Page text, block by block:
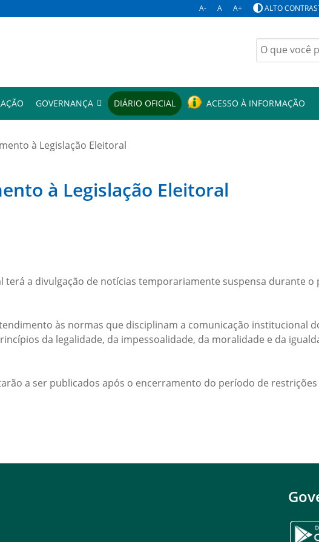
A- A A+ ALTO
Buscar
por:
GOVERNANÇA DIÁRIO OFICIAL ACESSO À INFORMAÇÃO
à Legislação Eleitoral
à Legislação Eleitoral
a divulgação de notícias temporariamente suspensa durante
às normas que disciplinam a comunicação institucional
da legalidade, da impessoalidade, da moralidade e da
a ser publicados após o encerramento do período de